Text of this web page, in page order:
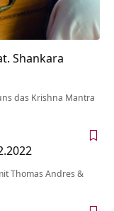
Shankara
das Krishna Mantra
Thomas Andres &